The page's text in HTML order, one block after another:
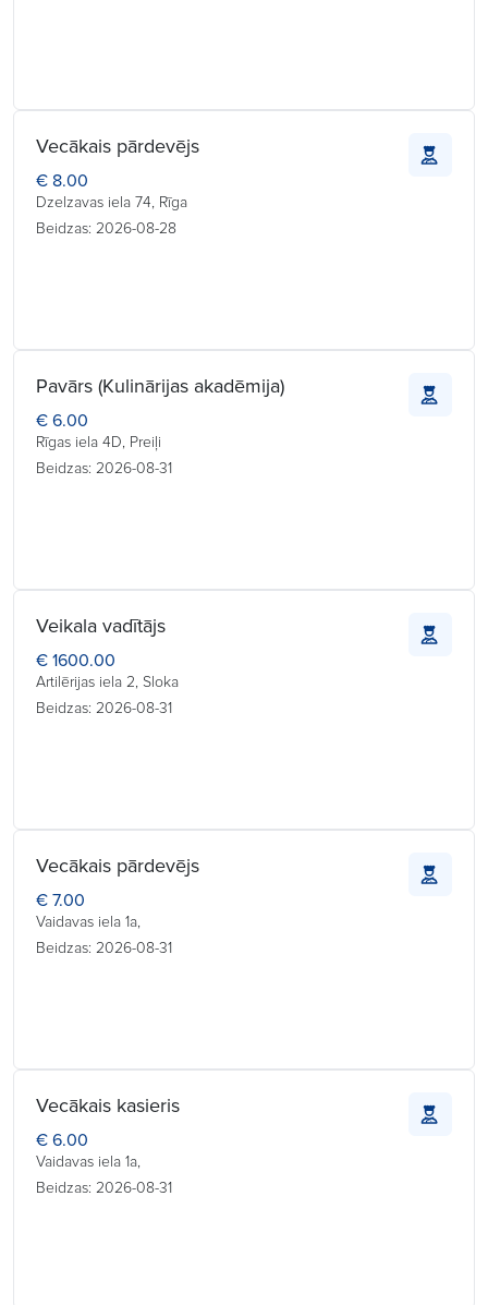
Vecākais pārdevējs
€ 8.00
Dzelzavas iela 74, Rīga
Beidzas: 2026-08-28
Pavārs (Kulinārijas akadēmija)
€ 6.00
Rīgas iela 4D, Preiļi
Beidzas: 2026-08-31
Veikala vadītājs
€ 1600.00
Artilērijas iela 2, Sloka
Beidzas: 2026-08-31
Vecākais pārdevējs
€ 7.00
Vaidavas iela 1a,
Beidzas: 2026-08-31
Vecākais kasieris
€ 6.00
Vaidavas iela 1a,
Beidzas: 2026-08-31